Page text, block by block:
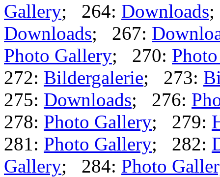
Gallery; 264: Downloads
Downloads; 267:
Photo Gallery; 270:
272: Bildergalerie; 273:
275: Downloads; 276:
278: Photo Gallery; 279:
281: Photo Gallery; 282:
Gallery; 284: Photo